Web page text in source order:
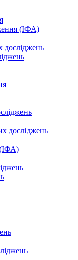
(ІФА)
досліджень
досліджень